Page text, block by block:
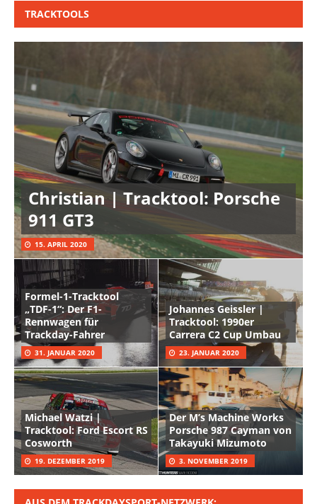
TRACKTOOLS
Christian | Tracktool: Porsche
911 GT3
15. APRIL 2020
Formel-1-Tracktool
„TDF-1“: Der F1-
Rennwagen für
Trackday-Fahrer
31. JANUAR 2020
Johannes Geissler |
Tracktool: 1990er
Carrera C2 Cup Umbau
23. JANUAR 2020
Michael Watzi |
Tracktool: Ford Escort RS
Cosworth
19. DEZEMBER 2019
Der M’s Machine Works
Porsche 987 Cayman von
Takayuki Mizumoto
3. NOVEMBER 2019